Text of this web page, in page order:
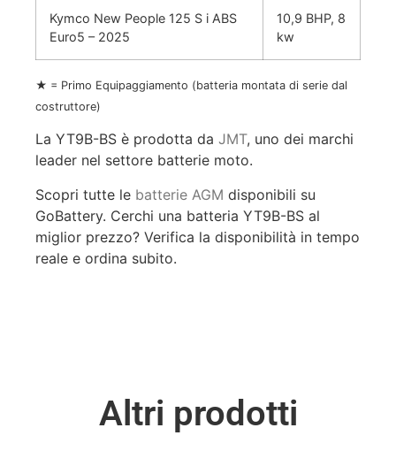
Kymco New People 125 S i ABS
Euro5 – 2025
10,9 BHP, 8
kw
★ = Primo Equipaggiamento (batteria montata di serie dal
costruttore)
La YT9B-BS è prodotta da JMT, uno dei marchi
leader nel settore batterie moto.
Scopri tutte le batterie AGM disponibili su
GoBattery. Cerchi una batteria YT9B-BS al
miglior prezzo? Verifica la disponibilità in tempo
reale e ordina subito.
Altri prodotti